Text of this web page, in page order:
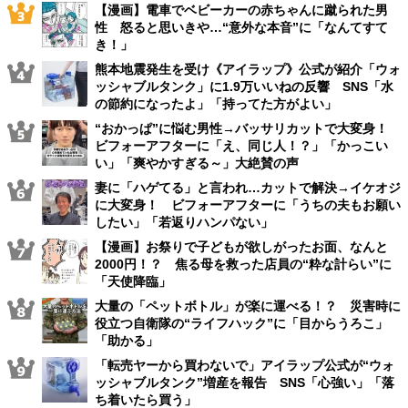
【漫画】電車でベビーカーの赤ちゃんに蹴られた男
性 怒ると思いきや…“意外な本音”に「なんてすて
き！」
熊本地震発生を受け《アイラップ》公式が紹介「ウォ
ッシャブルタンク」に1.9万いいねの反響 SNS「水
の節約になったよ」「持ってた方がよい」
“おかっぱ”に悩む男性→バッサリカットで大変身！
ビフォーアフターに「え、同じ人！？」「かっこい
い」「爽やかすぎる～」大絶賛の声
妻に「ハゲてる」と言われ…カットで解決→イケオジ
に大変身！ ビフォーアフターに「うちの夫もお願い
したい」「若返りハンパない」
【漫画】お祭りで子どもが欲しがったお面、なんと
2000円！？ 焦る母を救った店員の“粋な計らい”に
「天使降臨」
大量の「ペットボトル」が楽に運べる！？ 災害時に
役立つ自衛隊の“ライフハック”に「目からうろこ」
「助かる」
「転売ヤーから買わないで」アイラップ公式が“ウォ
ッシャブルタンク”増産を報告 SNS「心強い」「落
ち着いたら買う」